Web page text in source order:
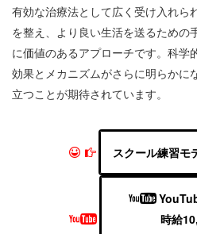
有効な治療法として広く受け入れら
を整え、より良い生活を送るための
に価値のあるアプローチです。科学
効果とメカニズムがさらに明らかに
立つことが期待されています。
スクール練習モ
時給